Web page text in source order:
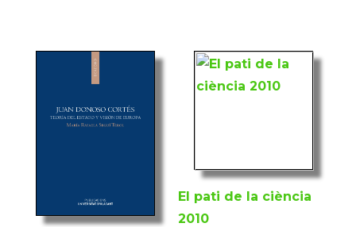
El pati de la ciència
2010